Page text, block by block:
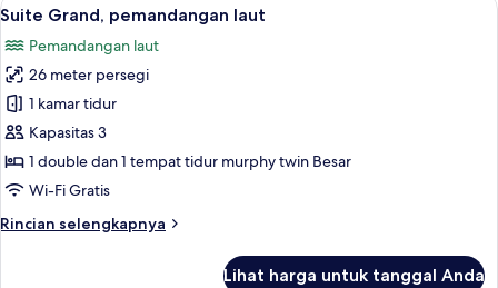
semua
foto
untuk
Suite
Grand,
pemandangan
laut
6
Suite Grand, pemandangan laut
Pemandangan laut
26 meter persegi
1 kamar tidur
Kapasitas 3
1 double dan 1 tempat tidur murphy twin Besar
Wi-Fi Gratis
Rincian selengkapnya
Rincian
Lihat harga untuk tanggal Anda